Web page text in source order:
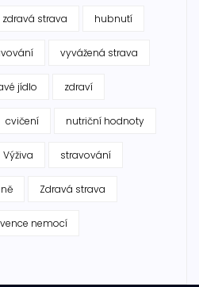
zdravá strava hubnutí
vyvážená strava
jídlo zdraví
cvičení nutriční hodnoty
Výživa stravování
Zdravá strava
nemocí